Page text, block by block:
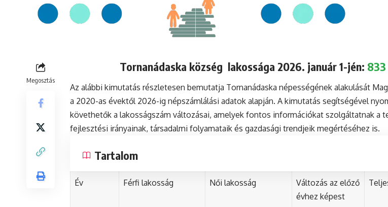
Megosztás
Tornanádaska község lakossága 2026. január 1-jén: 833
Az alábbi kimutatás részletesen bemutatja Tornanádaska népességének alakulását
a 2020-as évektől 2026-ig népszámlálási adatok alapján. A kimutatás segítségével
követhetők a lakosságszám változásai, amelyek fontos információkat szolgáltatnak a
fejlesztési irányainak, társadalmi folyamataik és gazdasági trendjeik megértéséhez is.
Tartalom
Év Férfi lakosság Női lakosság
Változás az előző
évhez képest